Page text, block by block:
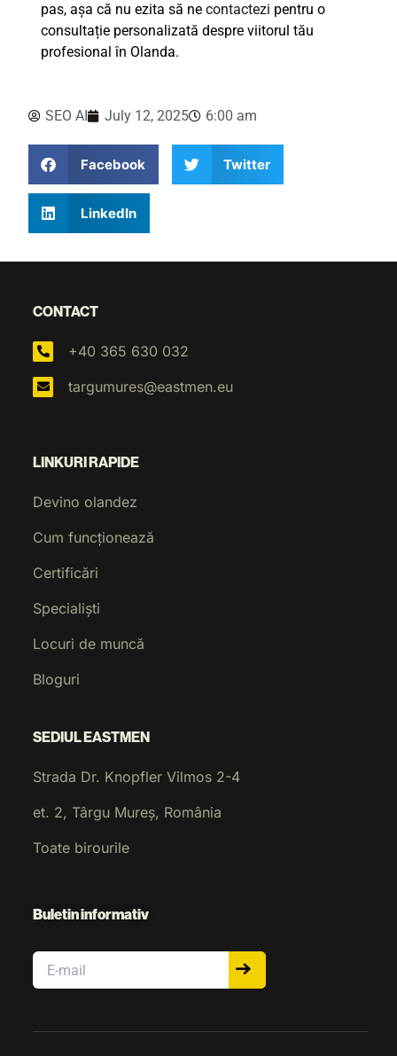
pas, așa că nu ezita să ne contactezi pentru o
consultație personalizată despre viitorul tău
profesional în Olanda.
SEO AI July 12, 2025 6:00 am
Facebook Twitter
LinkedIn
CONTACT
+40 365 630 032
targumures@eastmen.eu
LINKURI RAPIDE
Devino olandez
Cum funcționează
Certificări
Specialiști
Locuri de muncă
Bloguri
SEDIUL EASTMEN
Strada Dr. Knopfler Vilmos 2-4
et. 2, Târgu Mureș, România
Toate birourile
Buletin informativ
Email